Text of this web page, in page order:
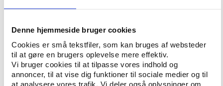
Denne hjemmeside bruger cookies
Cookies er små tekstfiler, som kan bruges af websteder
til at gøre en brugers oplevelse mere effektiv.
Vi bruger cookies til at tilpasse vores indhold og
annoncer, til at vise dig funktioner til sociale medier og til
at analysere vores trafik. Vi deler også oplysninger om
nationale fodboldforbund under UEFA fremover
varetage klubbernes interesser. Den nye organisation
erstatter samtidig det europæiske klubforum, som
UEFA i sin tid oprettede som svar på dannelsen af
G14.